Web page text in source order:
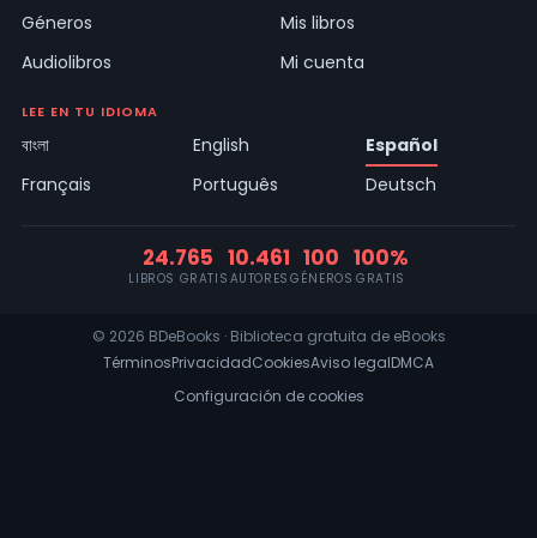
Géneros
Audiolibros
Mis libros
Mi cuenta
LEE EN TU IDIOMA
বাংলা English
Español
Français
Português Deutsch
24.765
LIBROS GRATIS
10.461
AUTORES
100
GÉNEROS
100%
GRATIS
© 2026 BDeBooks · Biblioteca gratuita de eBooks
TérminosPrivacidadCookiesAviso legalDMCA
Configuración de cookies